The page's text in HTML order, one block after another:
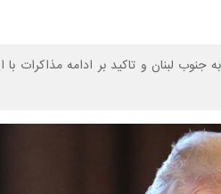
لبنان و تاکید بر ادامه مذاکرات